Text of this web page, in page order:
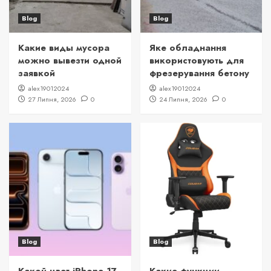
Blog
Какие виды мусора
можно вывезти одной
заявкой
alex19012024
27 Липня, 2026
0
Blog
Яке обладнання
використовують для
фрезерування бетону
alex19012024
24 Липня, 2026
0
Blog Blog